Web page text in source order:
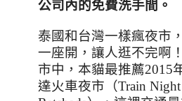
公司內的免費洗手間。
泰國和台灣一樣瘋夜市
一座開，讓人逛不完啊
市中，本貓最推薦2015
達火車夜市（Train